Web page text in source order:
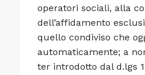
operatori sociali, alla
dell’affidamento
quello condiviso che
automaticamente; a
ter introdotto dal d.lgs